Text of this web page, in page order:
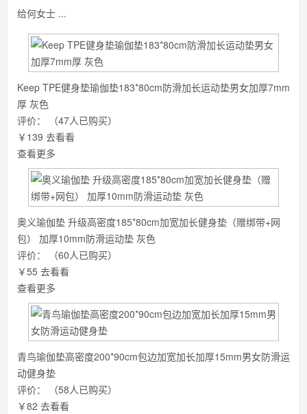
给何女士 ...
Keep TPE健身垫瑜伽垫183*80cm防滑加长运动垫男女加厚7mm
厚 灰色
评价：
（47人已购买）
￥139 去看看
查看更多
奥义瑜伽垫 升级高密度185*80cm加宽加长健身垫（赠绑带+网
包） 加厚10mm防滑运动垫 灰色
评价：
（60人已购买）
￥55 去看看
查看更多
青鸟瑜伽垫高密度200*90cm包边加宽加长加厚15mm男女防滑运
动健身垫
评价：
（58人已购买）
￥82 去看看